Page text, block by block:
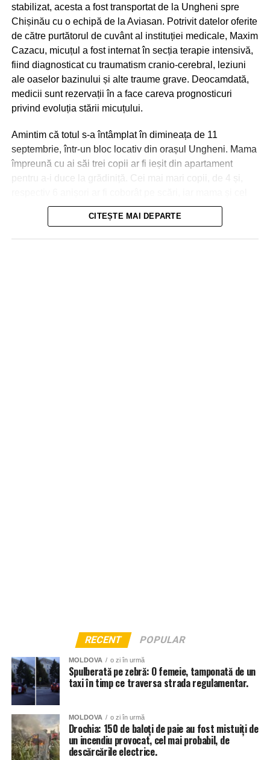
Nici în Chișinău situația nu a fost una mai bună. Aici
stabilizat, acesta a fost transportat de la Ungheni spre
Chișinău cu o echipă de la Aviasan. Potrivit datelor oferite
de către purtătorul de cuvânt al instituției medicale, Maxim
Cazacu, micuțul a fost internat în secția terapie intensivă,
fiind diagnosticat cu traumatism cranio-cerebral, leziuni
ale oaselor bazinului și alte traume grave. Deocamdată,
medicii sunt rezervații în a face careva prognosticuri
privind evoluția stării micuțului.
Amintim că totul s-a întâmplat în dimineața de 11
septembrie, într-un bloc locativ din orașul Ungheni. Mama
împreună cu ai săi trei copii ar fi ieșit din apartament
pentru a-i duce la grădiniță. Cei mai mari copii, de 4 și,
de-al treilea micuț, de 2 ani, urmau să meargă cu
ascensorul. La ușile deschise ale liftului, mama a reușit
CITEȘTE MAI DEPARTE
RECENT POPULAR
MOLDOVA o zi în urmă
Spulberată pe zebră: O femeie, tamponată de un
taxi în timp ce traversa strada regulamentar.
MOLDOVA o zi în urmă
Drochia: 150 de baloți de paie au fost mistuiți de
un incendiu provocat, cel mai probabil, de
descărcările electrice.